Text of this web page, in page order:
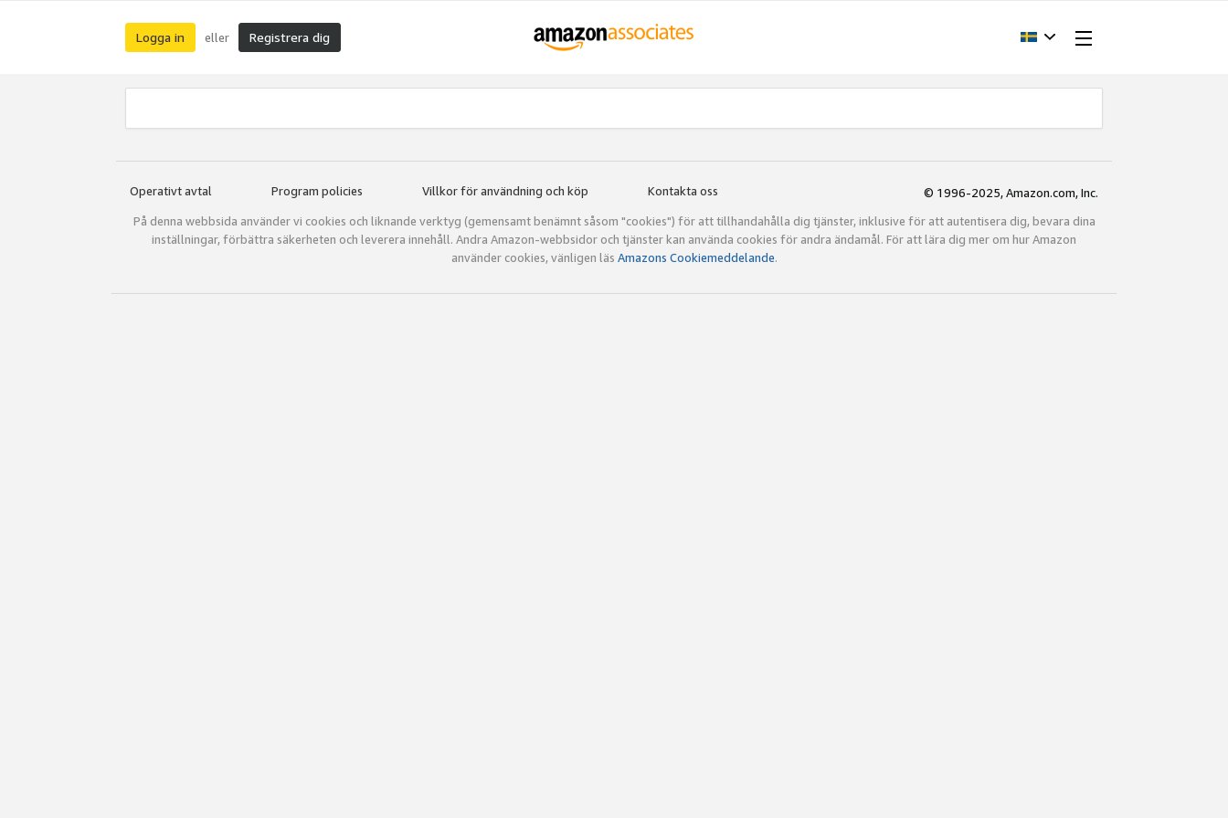
Logga in eller Registrera dig
Operativt avtal Program policies Villkor för användning och köp Kontakta oss
© 1996-2025, Amazon.com, Inc.
På denna webbsida använder vi cookies och liknande verktyg (gemensamt benämnt såsom "cookies") för att tillhandahålla dig tjänster, inklusive för att autentisera dig, bevara dina
inställningar, förbättra säkerheten och leverera innehåll. Andra Amazon-webbsidor och tjänster kan använda cookies för andra ändamål. För att lära dig mer om hur Amazon
använder cookies, vänligen läs Amazons Cookiemeddelande.